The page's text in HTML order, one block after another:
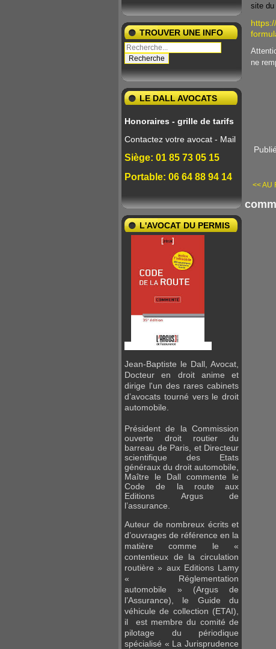
TROUVER UNE INFO
LE DALL AVOCATS
Honoraires - grille de tarifs
Contactez votre avocat - Mail
Siège: 01 85 73 05 15
Portable: 06 64 88 94 14
L'AVOCAT DU PERMIS
Jean-Baptiste le Dall, Avocat,
Docteur en droit anime et
dirige l'un des rares cabinets
d’avocats tourné vers le droit
automobile.
Président de la Commission
ouverte droit routier du
barreau de Paris, et Directeur
scientifique des Etats
généraux du droit automobile,
Maître le Dall commente le
Code de la route aux
Editions Argus de
l’assurance.
Auteur de nombreux écrits et
d’ouvrages de référence en la
matière comme le «
contentieux de la circulation
routière » aux Editions Lamy
« Réglementation
automobile » (Argus de
l’Assurance), le Guide du
véhicule de collection (ETAI),
il est membre du comité de
pilotage du périodique
spécialisé « La Jurisprudence
site du
ne
<< AU